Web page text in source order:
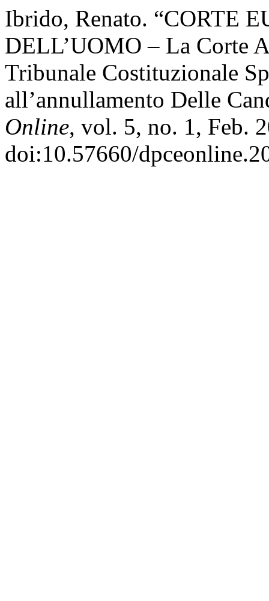
Ibrido, Renato. “CORTE
DELL’UOMO ‒ La Corte
Tribunale Costituzionale
all’annullamento Delle
Online, vol. 5, no. 1, Feb.
doi:10.57660/